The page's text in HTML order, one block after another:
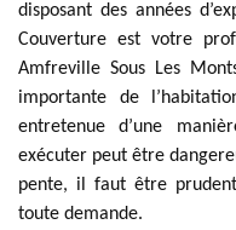
disposant des années
Couverture est votre
Amfreville Sous Les
importante de
entretenue d’une
exécuter peut être
pente, il faut être
toute demande.